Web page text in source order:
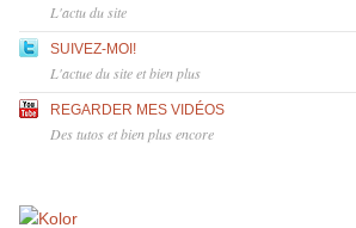
L'actu du site
SUIVEZ-MOI!
L'actue du site et bien plus
REGARDER MES VIDÉOS
Des tutos et bien plus encore